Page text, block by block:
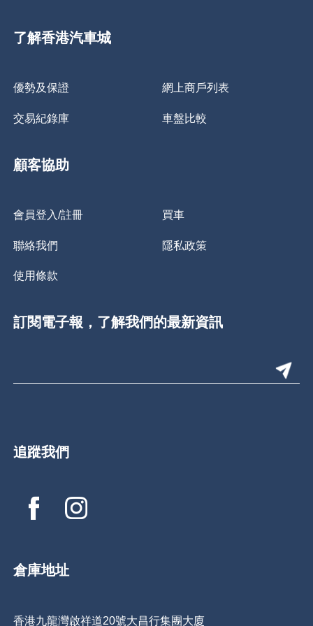
了解香港汽車城
優勢及保證 網上商戶列表
交易紀錄庫 車盤比較
顧客協助
會員登入/註冊 買車
聯絡我們 隱私政策
使用條款
訂閱電子報，了解我們的最新資訊
追蹤我們
倉庫地址
香港九龍灣啟祥道20號大昌行集團大廈